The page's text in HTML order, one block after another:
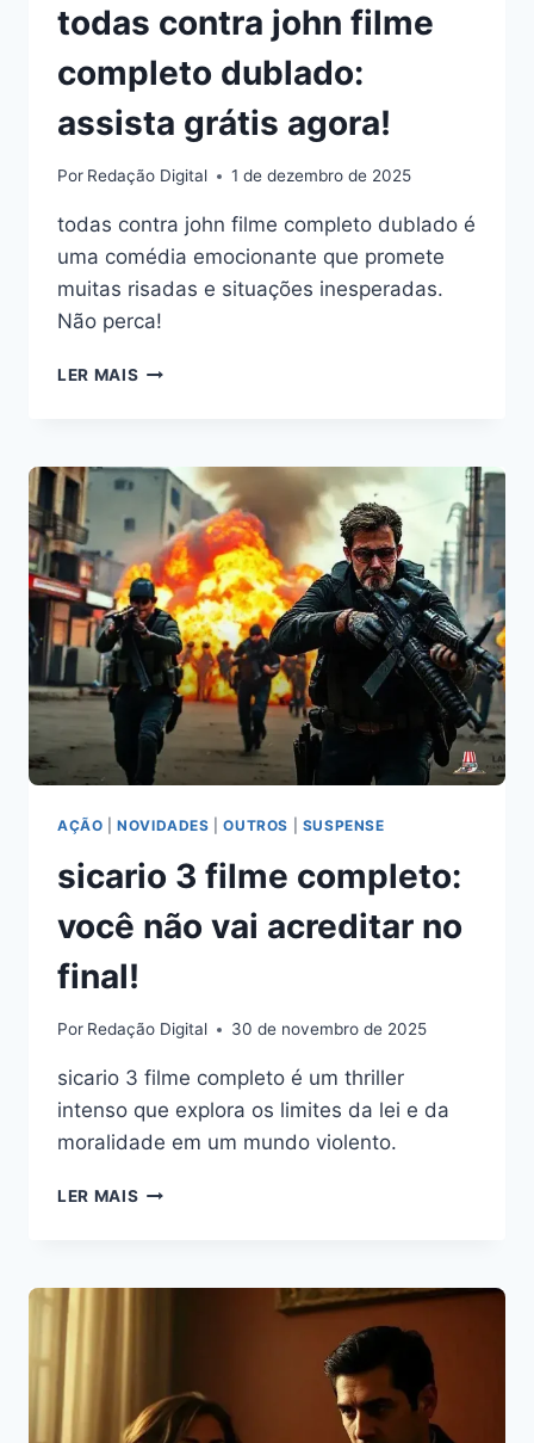
todas contra john filme
completo dublado:
assista grátis agora!
Por Redação Digital 1 de dezembro de 2025
todas contra john filme completo dublado é
uma comédia emocionante que promete
muitas risadas e situações inesperadas.
Não perca!
LER MAIS TODAS
COMPLETO
DUBLADO:
ASSISTA
GRÁTIS
AGORA!
AÇÃO |NOVIDADES |OUTROS SUSPENSE
sicario 3 filme completo:
você não vai acreditar no
final!
Por Redação Digital 30 de novembro de 2025
sicario 3 filme completo é um thriller
intenso que explora os limites da lei e da
moralidade em um mundo violento.
LER MAIS SICARIO
VOCÊ
FINAL!